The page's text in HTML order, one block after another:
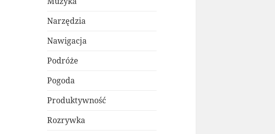
Narzędzia
Nawigacja
Podróże
Pogoda
Produktywność
Rozrywka